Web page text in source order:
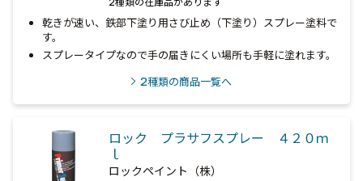
乾きが速い、鉄部下塗り用さび止め（下塗り）スプレー塗料で
す。
スプレータイプなので手の届きにくい場所も手軽に塗れます。
2種類の商品一覧へ
ロック プラサフスプレー ４２０ｍ
ｌ
ロックペイント（株）